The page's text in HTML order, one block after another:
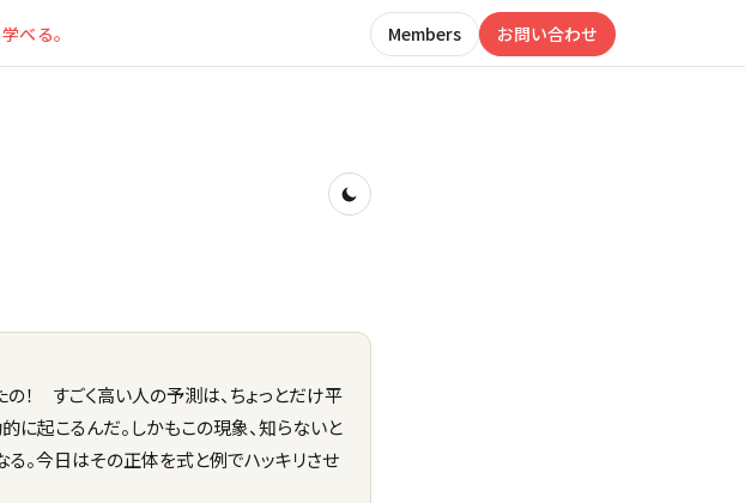
べる。 Members お問い合わせ
の！ すごく高い人の予測は、ちょっとだけ平
に起こるんだ。しかもこの現象、知らないと
る。今日はその正体を式と例でハッキリさせ